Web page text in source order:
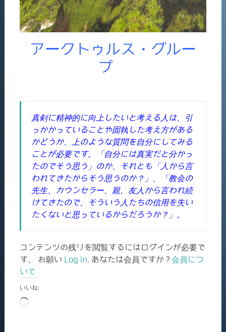
アークトゥルス・グルー
プ
真剣に精神的に向上したいと考える人は、引
っかかっていることや固執した考え方がある
かどうか、上のような質問を自分にしてみる
ことが必要です。「自分には真実だと分かっ
たのでそう思う」のか、それとも「人から言
われてきたからそう思うのか？」、「教会の
先生、カウンセラー、親、友人から言われ続
けてきたので、そういう人たちの信用を失い
たくないと思っているからだろうか？」。
コンテンツの残りを閲覧するにはログインが必要で
す。 お願い Log In . あなたは会員ですか ? 会員につ
いて
いいね:
読